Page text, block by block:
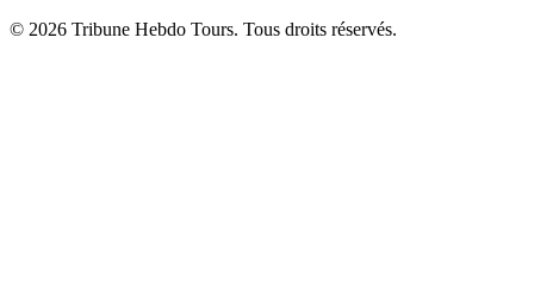
© 2026 Tribune Hebdo Tours. Tous droits réservés.